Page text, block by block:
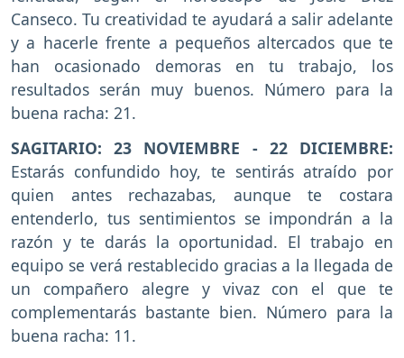
Canseco. Tu creatividad te ayudará a salir adelante
y a hacerle frente a pequeños altercados que te
han ocasionado demoras en tu trabajo, los
resultados serán muy buenos. Número para la
buena racha: 21.
SAGITARIO: 23 NOVIEMBRE - 22 DICIEMBRE:
Estarás confundido hoy, te sentirás atraído por
quien antes rechazabas, aunque te costara
entenderlo, tus sentimientos se impondrán a la
razón y te darás la oportunidad. El trabajo en
equipo se verá restablecido gracias a la llegada de
un compañero alegre y vivaz con el que te
complementarás bastante bien. Número para la
buena racha: 11.